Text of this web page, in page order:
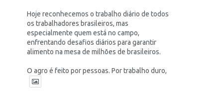
Hoje reconhecemos o trabalho diário de todos
os trabalhadores brasileiros, mas
especialmente quem está no campo,
enfrentando desafios diários para garantir
alimento na mesa de milhões de brasileiros.
O agro é feito por pessoas. Por trabalho duro,